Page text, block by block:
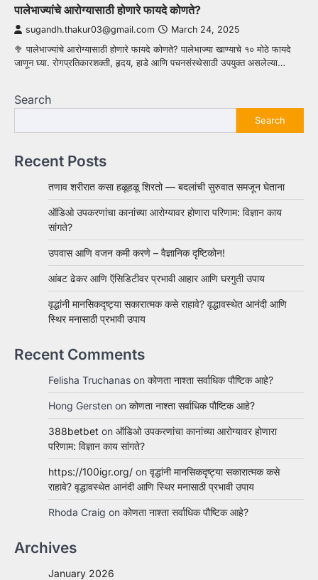
पालेभाज्यांचे आरोग्यासाठी होणारे फायदे कोणते?
sugandh.thakur03@gmail.com March 24, 2025
🥦 पालेभाज्यांचे आरोग्यासाठी होणारे फायदे कोणते? पालेभाज्या खाण्याचे १० मोठे फायदे
जाणून घ्या. रोगप्रतिकारशक्ती, हृदय, हाडे आणि पचनसंस्थेसाठी उपयुक्त असलेल्या…
Search
Search
Recent Posts
तणाव शरीरात कसा हळूहळू शिरतो — बदलांची सुरुवात समजून घेताना
ऑडिओ उपकरणांचा कानांच्या आरोग्यावर होणारा परिणाम: विज्ञान काय
सांगते?
उपवास आणि वजन कमी करणे – वैज्ञानिक दृष्टिकोन!
आंबट ढेकर आणि ऍसिडिटीवर प्रभावी आहार आणि घरगुती उपाय
वृद्धांनी मानसिकदृष्ट्या सकारात्मक कसे राहावे? वृद्धावस्थेत आनंदी आणि
स्थिर मनासाठी प्रभावी उपाय
Recent Comments
Felisha Truchanas on कोणता नाश्ता सर्वाधिक पौष्टिक आहे?
Hong Gersten on कोणता नाश्ता सर्वाधिक पौष्टिक आहे?
388betbet on ऑडिओ उपकरणांचा कानांच्या आरोग्यावर होणारा
परिणाम: विज्ञान काय सांगते?
https://100igr.org/ on वृद्धांनी मानसिकदृष्ट्या सकारात्मक कसे
राहावे? वृद्धावस्थेत आनंदी आणि स्थिर मनासाठी प्रभावी उपाय
Rhoda Craig on कोणता नाश्ता सर्वाधिक पौष्टिक आहे?
Archives
January 2026